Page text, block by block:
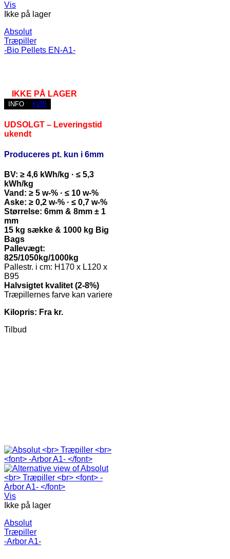
Vis
Ikke på lager
Absolut
Træpiller
-Bio Pellets EN-A1-
IKKE PÅ LAGER
INFO KØB
UDSOLGT – Leveringstid
ukendt
Produceres pt. kun i 6mm
BV: ≥ 4,6 kWh/kg · ≤ 5,3
kWh/kg
Vand: ≥ 5 w-% · ≤ 10 w-%
Aske: ≥ 0,2 w-% · ≤ 0,7 w-%
Størrelse: 6mm & 8mm ± 1
mm
15 kg sække & 1000 kg Big
Bags
Pallevægt:
825/1050kg/1000kg
Pallestr. i cm: H170 x L120 x
B95
Halvsigtet kvalitet (2-8%)
Træpillernes farve kan variere
Kilopris: Fra kr.
Tilbud
Vis
Ikke på lager
Absolut
Træpiller
-Arbor A1-